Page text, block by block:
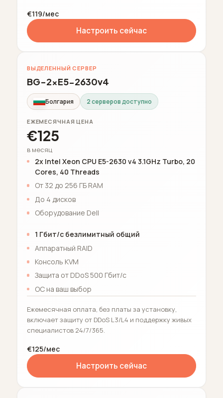
€119/мес
Настроить сейчас
ВЫДЕЛЕННЫЙ СЕРВЕР
BG-2xE5-2630v4
Болгария 2 серверов доступно
ЕЖЕМЕСЯЧНАЯ ЦЕНА
€125
в месяц
2x Intel Xeon CPU E5-2630 v4 3.1GHz Turbo, 20
Cores, 40 Threads
От 32 до 256 ГБ RAM
До 4 дисков
Оборудование Dell
1 Гбит/с безлимитный общий
Аппаратный RAID
Консоль KVM
Защита от DDoS 500 Гбит/с
ОС на ваш выбор
Ежемесячная оплата, без платы за установку,
включает защиту от DDoS L3/L4 и поддержку живых
специалистов 24/7/365.
€125/мес
Настроить сейчас